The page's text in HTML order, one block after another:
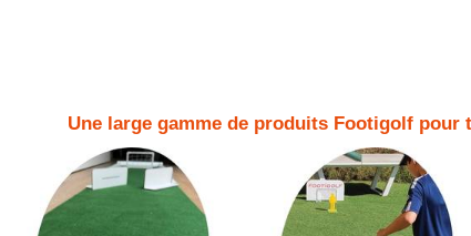
Une large gamme de produits Footigolf pour